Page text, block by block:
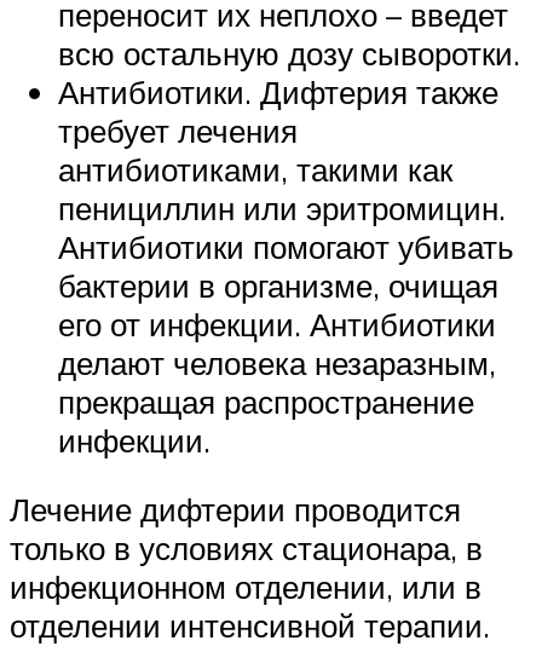
переносит их неплохо – введет
всю остальную дозу сыворотки.
Антибиотики. Дифтерия также
требует лечения
антибиотиками, такими как
пенициллин или эритромицин.
Антибиотики помогают убивать
бактерии в организме, очищая
его от инфекции. Антибиотики
делают человека незаразным,
прекращая распространение
инфекции.
Лечение дифтерии проводится
только в условиях стационара, в
инфекционном отделении, или в
отделении интенсивной терапии.